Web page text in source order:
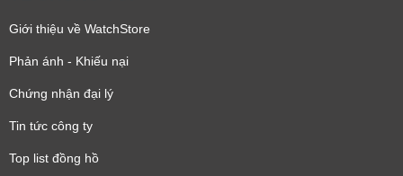
Giới thiệu về WatchStore
Phản ánh - Khiếu nại
Chứng nhận đại lý
Tin tức công ty
Top list đồng hồ